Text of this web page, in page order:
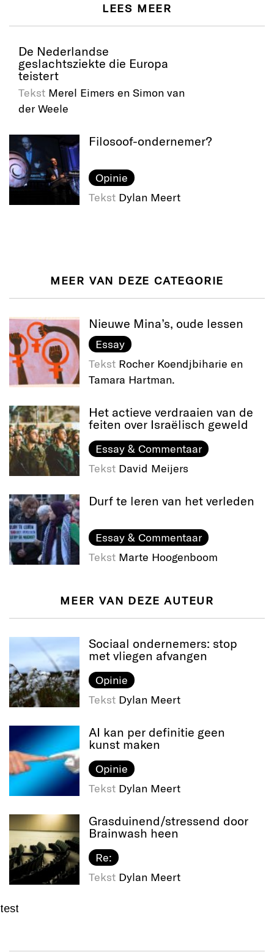
LEES MEER
De Nederlandse
geslachtsziekte die Europa
teistert
Tekst Merel Eimers en Simon van
der Weele
Filosoof-ondernemer?
Opinie
Tekst Dylan Meert
MEER VAN DEZE CATEGORIE
Nieuwe Mina’s, oude lessen
Essay
Tekst Rocher Koendjbiharie en
Tamara Hartman.
Het actieve verdraaien van de
feiten over Israëlisch geweld
Essay & Commentaar
Tekst David Meijers
Durf te leren van het verleden
Essay & Commentaar
Tekst Marte Hoogenboom
MEER VAN DEZE AUTEUR
Sociaal ondernemers: stop
met vliegen afvangen
Opinie
Tekst Dylan Meert
AI kan per definitie geen
kunst maken
Opinie
Tekst Dylan Meert
Grasduinend/​stressend door
Brainwash heen
Re:
Tekst Dylan Meert
test